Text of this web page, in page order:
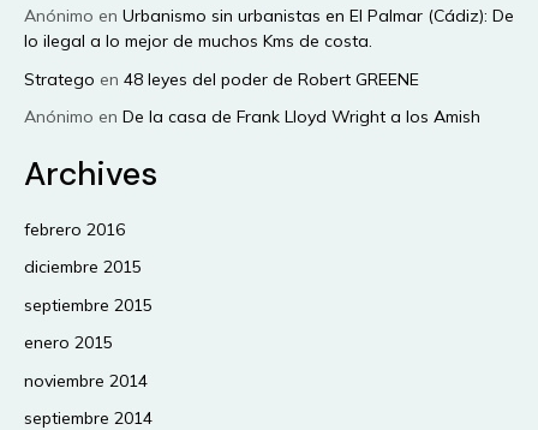
Anónimo en Urbanismo sin urbanistas en El Palmar (Cádiz): De
lo ilegal a lo mejor de muchos Kms de costa.
Stratego en 48 leyes del poder de Robert GREENE
Anónimo en De la casa de Frank Lloyd Wright a los Amish
Archives
febrero 2016
diciembre 2015
septiembre 2015
enero 2015
noviembre 2014
septiembre 2014